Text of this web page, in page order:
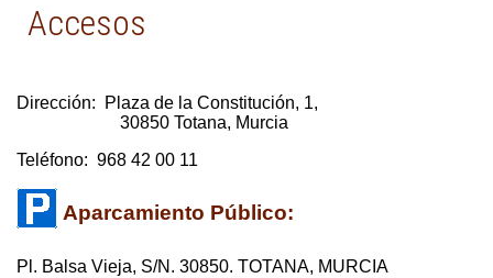
Accesos
Dirección:
Plaza de la Constitución, 1,
30850 Totana, Murcia
Teléfono: 968 42 00 11
Aparcamiento Público:
Pl. Balsa Vieja, S/N. 30850. TOTANA, MURCIA